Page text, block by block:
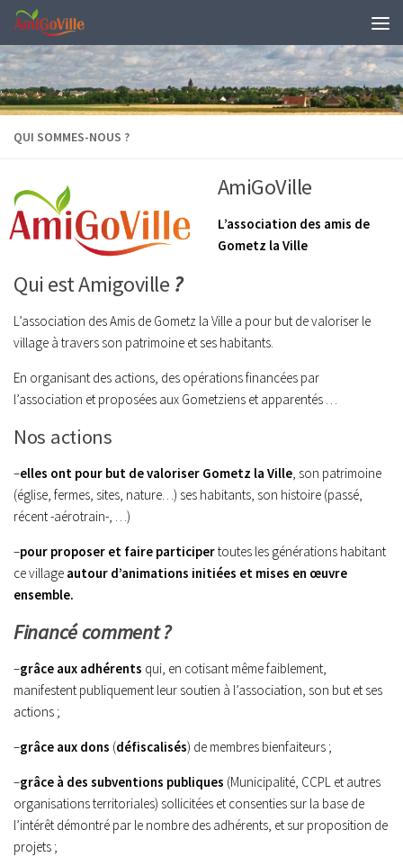
Skip to content
QUI SOMMES-NOUS ?
AmiGoVille
L’association des amis de
Gometz la Ville
Qui est Amigoville ?
L’association des Amis de Gometz la Ville a pour but de valoriser le
village à travers son patrimoine et ses habitants.
En organisant des actions, des opérations financées par
l’association et proposées aux Gometziens et apparentés …
Nos actions
–elles ont pour but devaloriser Gometz la Ville, son patrimoine
(église, fermes, sites, nature…) ses habitants, son histoire (passé,
récent -aérotrain-, …)
–pour proposer et faire participertoutes les générations habitant
ce village autour d’animations initiées et mises en œuvre
ensemble.
Financé comment ?
–grâce aux adhérents qui, en cotisant même faiblement,
manifestent publiquement leur soutien à l’association, son but et ses
actions ;
–grâce aux dons (défiscalisés) de membres bienfaiteurs ;
–grâce à des subventions publiques (Municipalité, CCPL et autres
organisations territoriales) sollicitées et consenties sur la base de
l’intérêt démontré par le nombre des adhérents, et sur proposition de
projets ;